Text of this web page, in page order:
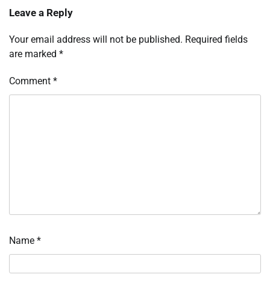
Leave a Reply
Your email address will not be published. Required fields
are marked *
Comment *
Name *